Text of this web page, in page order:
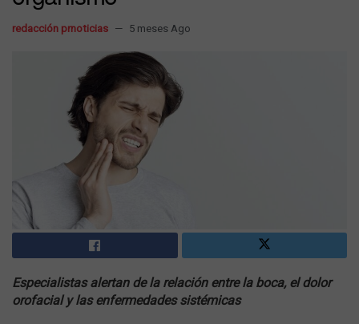
redacción prnoticias 5 meses Ago
Especialistas alertan de la relación entre la boca, el dolor
orofacial y las enfermedades sistémicas